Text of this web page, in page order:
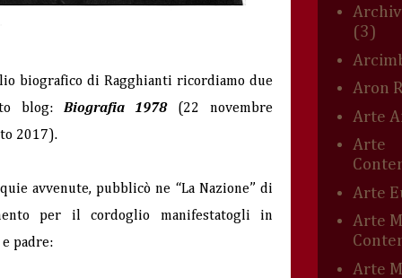
biografico di Ragghianti ricordiamo due
blog: Biografia 1978(22 novembre
2017).
avvenute, pubblicò ne “La Nazione” di
per il cordoglio manifestatogli in
padre:
(3)
Aron
Arte
Arte
Arte
Arte
Arte